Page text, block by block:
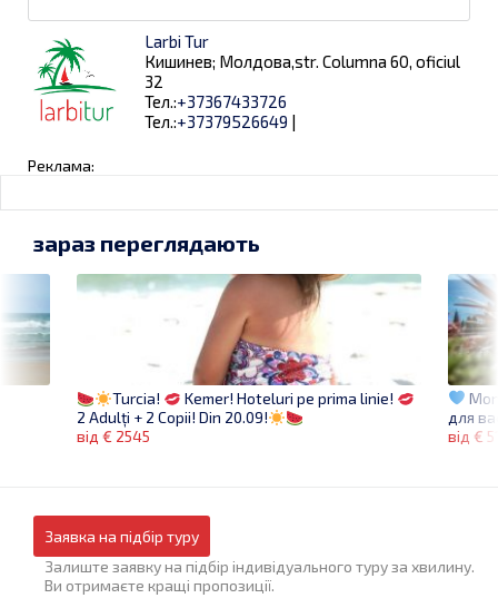
Larbi Tur
Кишинев; Молдова,str. Columna 60, oficiul
32
Тел.:+37367433726
Тел.:+37379526649 |
Реклама:
для
від €
зараз переглядають
Turcia!
Kemer! Hoteluri pe prima linie!
2 Adulți + 2 Copii! Din 20.09!
від € 2545
Заявка на підбір туру
Залиште заявку на підбір індивідуального туру за хвилину.
Ви отримаєте кращі пропозиції.